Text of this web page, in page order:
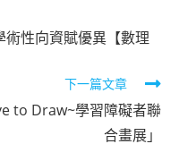
性向資賦優異【數理
下一篇文章
to Draw~學習障礙者聯
合畫展」